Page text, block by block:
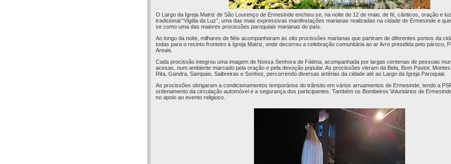
O Largo da Igreja Matriz de São Lourenço de Ermesinde encheu-se, na noite de 12 de maio, de fé, cânticos, oração e
tradicional “Vigília da Luz”, uma das mais expressivas manifestações marianas realizadas na cidade de Ermesinde e
se como uma das maiores procissões paroquiais marianas do país.
Ao longo da noite, milhares de fiéis acompanharam as oito procissões marianas que partiram de diferentes pontos da
todas para o recinto fronteiro à Igreja Matriz, onde decorreu a celebração comunitária ao ar livre presidida pelo pároco,
Areais.
Cada procissão integrou uma imagem de Nossa Senhora de Fátima, acompanhada por largas centenas de pessoas
acesas, num ambiente marcado pela oração e pela devoção popular. As procissões vieram da Bela, Bom Pastor,
Rita, Gandra, Sampaio, Saibreiras e Sonhos, percorrendo diversas artérias da cidade até ao Largo da Igreja Paroquial.
As procissões obrigaram a condicionamentos temporários do trânsito em vários arruamentos de Ermesinde, tendo a
ordenamento da circulação automóvel e a segurança dos participantes. Também os Bombeiros Voluntários de
no apoio ao evento religioso.